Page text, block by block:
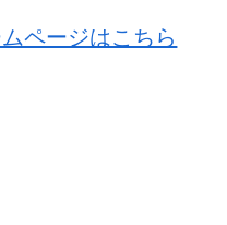
ページはこちら